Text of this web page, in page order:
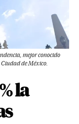
mejor conocido
Ciudad de México.
la